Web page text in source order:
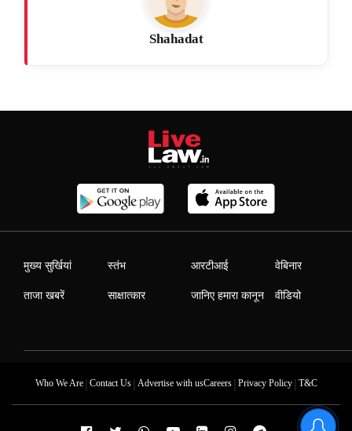
Shahadat
मुख्य सुर्खियां
ताजा खबरें
स्तंभ
साक्षात्कार
आरटीआई
जानिए हमारा कानून
वेबिनार
वीडियो
Who We Are| Contact Us| Advertise with usCareers| Privacy Policy| T&C